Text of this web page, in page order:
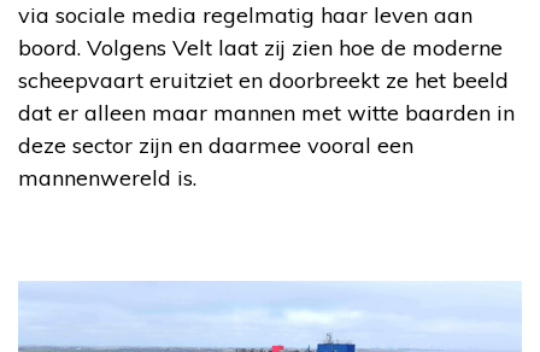
via sociale media regelmatig haar leven aan
boord. Volgens Velt laat zij zien hoe de moderne
scheepvaart eruitziet en doorbreekt ze het beeld
dat er alleen maar mannen met witte baarden in
deze sector zijn en daarmee vooral een
mannenwereld is.